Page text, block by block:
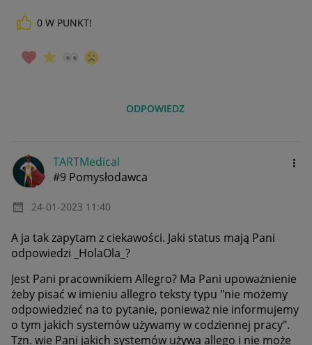
0 W PUNKT!
ODPOWIEDZ
TARTMedical
#9 Pomysłodawca
‎24-01-2023 11:40
A ja tak zapytam z ciekawości. Jaki status mają Pani
odpowiedzi _HolaOla_?
Jest Pani pracownikiem Allegro? Ma Pani upoważnienie
żeby pisać w imieniu allegro teksty typu "nie możemy
odpowiedzieć na to pytanie, ponieważ nie informujemy
o tym jakich systemów używamy w codziennej pracy".
Tzn. wie Pani jakich systemów używa allego i nie może